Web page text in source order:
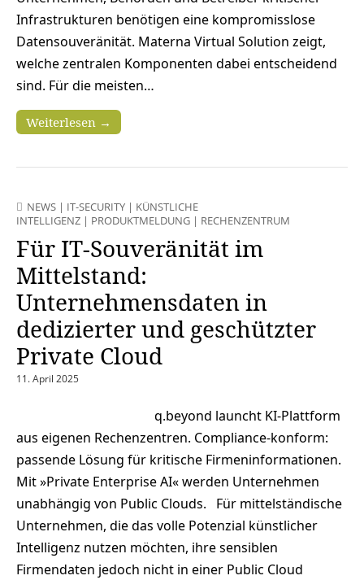
Infrastrukturen benötigen eine kompromisslose
Datensouveränität. Materna Virtual Solution zeigt,
welche zentralen Komponenten dabei entscheidend
sind. Für die meisten…
Weiterlesen →
NEWS | IT-SECURITY | KÜNSTLICHE
INTELLIGENZ | PRODUKTMELDUNG | RECHENZENTRUM
Für IT-Souveränität im
Mittelstand:
Unternehmensdaten in
dedizierter und geschützter
Private Cloud
11. April 2025
q.beyond launcht KI-Plattform
aus eigenen Rechenzentren. Compliance-konform:
passende Lösung für kritische Firmeninformationen.
Mit »Private Enterprise AI« werden Unternehmen
unabhängig von Public Clouds. Für mittelständische
Unternehmen, die das volle Potenzial künstlicher
Intelligenz nutzen möchten, ihre sensiblen
Firmendaten jedoch nicht in einer Public Cloud